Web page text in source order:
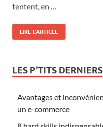
tentent, en …
LIRE L'ARTICLE
LES P’TITS DERNIERS
Avantages et
un e-commerce